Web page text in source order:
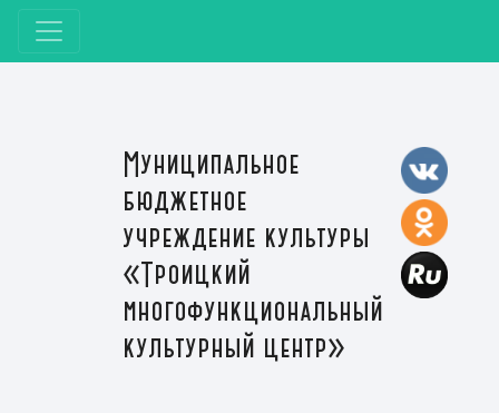
Муниципальное
бюджетное
учреждение культуры
«Троицкий
многофункциональный
культурный центр»